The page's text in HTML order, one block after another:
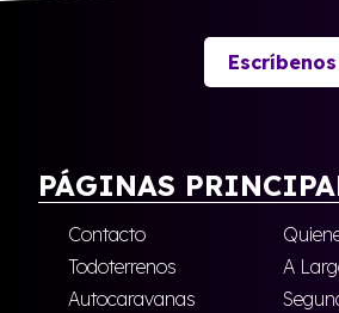
Escríbenos
PÁGINAS
Contacto
Todoterrenos
A
Autocaravanas